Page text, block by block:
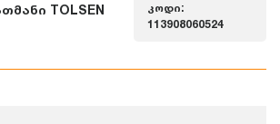
TOLSEN
კოდი:
113908060524